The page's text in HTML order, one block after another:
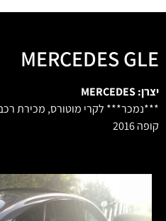
MERCEDES GLE
יצרן: MERCEDES
קופה 2016